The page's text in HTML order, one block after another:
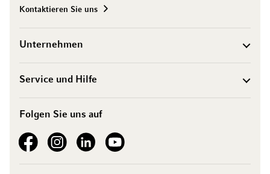
Kontaktieren Sie uns
Unternehmen
Service und Hilfe
Folgen Sie uns auf
See our FacebookSee our Instagram account
See our LinkedInSee our YouTube channel